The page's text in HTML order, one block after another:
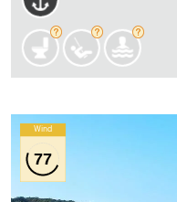
Wind
77